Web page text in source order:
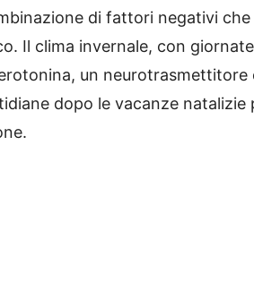
di fattori negativi che
Il clima invernale, con
un neurotrasmettitore
dopo le vacanze natalizie